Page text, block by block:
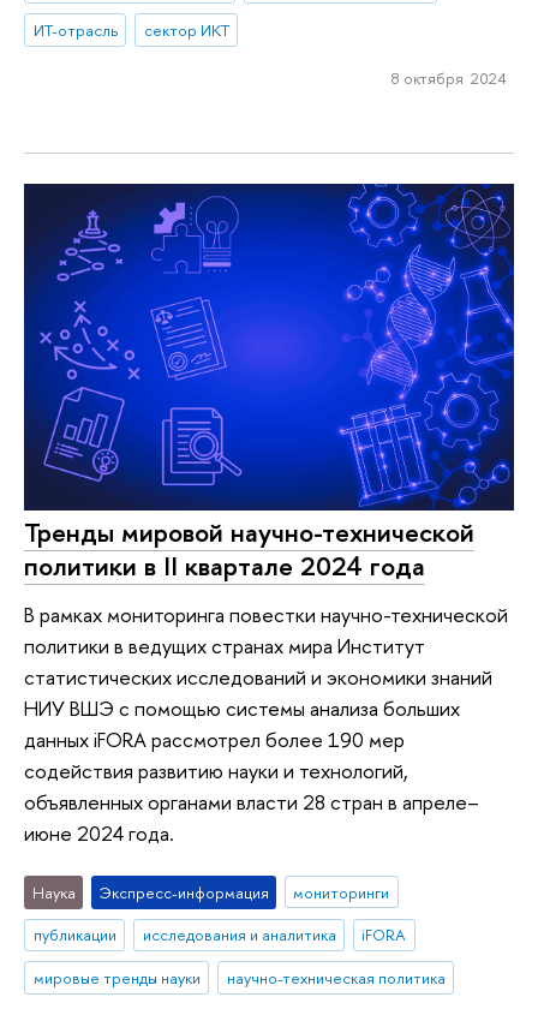
ИТ-отрасль
сектор ИКТ
8 октября 2024
Тренды мировой научно-технической
политики в II квартале 2024 года
В рамках мониторинга повестки научно-технической
политики в ведущих странах мира Институт
статистических исследований и экономики знаний
НИУ ВШЭ с помощью системы анализа больших
данных iFORA рассмотрел более 190 мер
содействия развитию науки и технологий,
объявленных органами власти 28 стран в апреле–
июне 2024 года.
Наука Экспресс-информация
мониторинги
публикации
исследования и аналитика
iFORA
мировые тренды науки
научно-техническая политика